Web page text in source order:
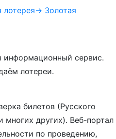
→ Золотая
сервис.
лотереи.
билетов (Русского
других). Веб-портал
по проведению,